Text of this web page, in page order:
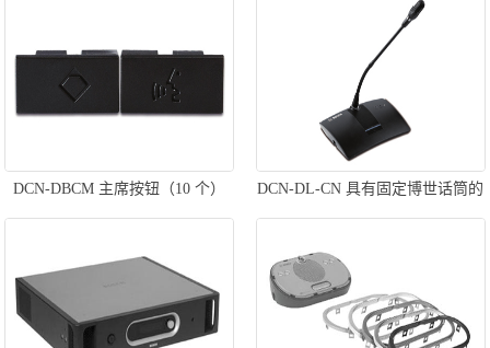
DCN-DBCM 主席按钮（10 个） DCN-DL-CN 具有固定博世话筒的
基本代表机